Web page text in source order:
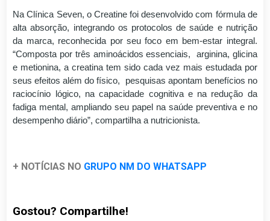
Na Clínica Seven, o Creatine foi desenvolvido com fórmula de
alta absorção, integrando os protocolos de saúde e nutrição
da marca, reconhecida por seu foco em bem-estar integral.
“Composta por três aminoácidos essenciais, arginina, glicina
e metionina, a creatina tem sido cada vez mais estudada por
seus efeitos além do físico, pesquisas apontam benefícios no
raciocínio lógico, na capacidade cognitiva e na redução da
fadiga mental, ampliando seu papel na saúde preventiva e no
desempenho diário”, compartilha a nutricionista.
+ NOTÍCIAS NO GRUPO NM DO WHATSAPP
Gostou? Compartilhe!